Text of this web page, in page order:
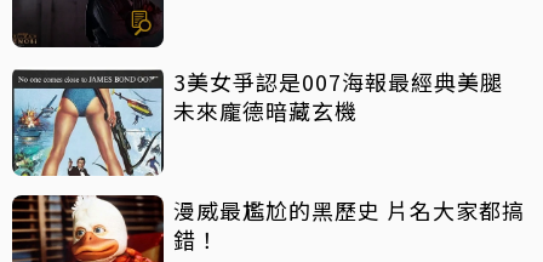
3美女爭認是007海報最經典美腿
未來龐德暗藏玄機
漫威最尷尬的黑歷史 片名大家都搞
錯！